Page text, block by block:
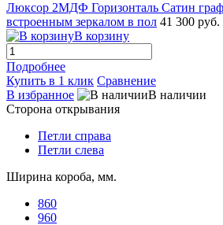
Люксор 2МДФ Горизонталь Сатин
встроенным зеркалом в пол 41 300 руб.
В корзину
Подробнее
Купить в 1 клик Сравнение
В избранное
В наличии
Сторона открывания
Петли справа
Петли слева
Ширина короба, мм.
860
960